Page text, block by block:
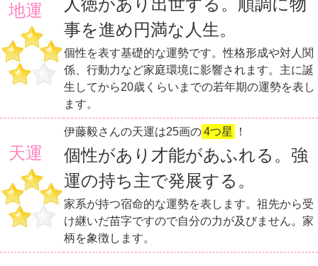
地運
事を進め円満な人生。
個性を表す基礎的な運勢です。性格形成や対人関
係、行動力など家庭環境に影響されます。主に誕
生してから20歳くらいまでの若年期の運勢を表し
ます。
天運
伊藤毅さんの天運は25画の4つ星 ！
個性があり才能があふれる。強
運の持ち主で発展する。
家系が持つ宿命的な運勢を表します。祖先から受
け継いだ苗字ですので自分の力が及びません。家
柄を象徴します。